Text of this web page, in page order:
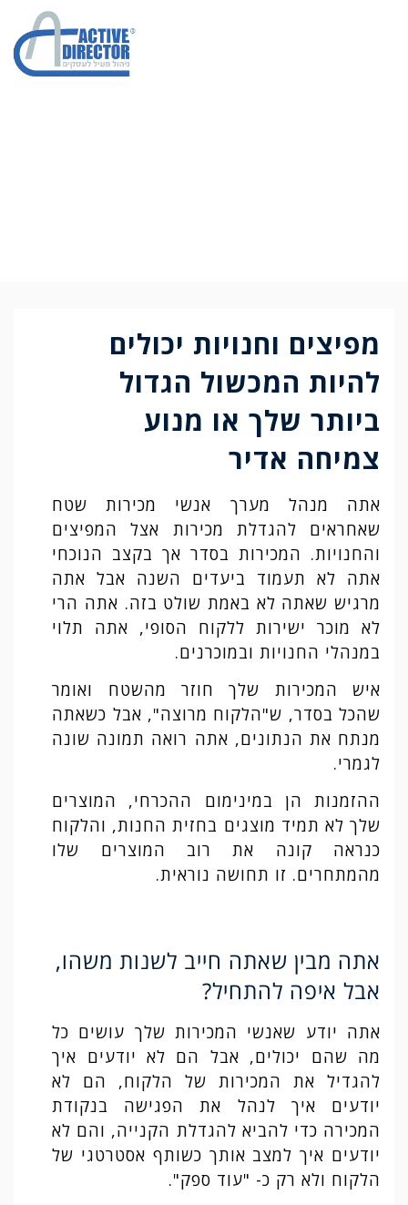
מפיצים וחנויות יכולים
להיות המכשול הגדול
ביותר שלך או מנוע
צמיחה אדיר
אתה מנהל מערך אנשי מכירות שטח
שאחראים להגדלת מכירות אצל המפיצים
והחנויות. המכירות בסדר אך בקצב הנוכחי
אתה לא תעמוד ביעדים השנה אבל אתה
מרגיש שאתה לא באמת שולט בזה. אתה הרי
לא מוכר ישירות ללקוח הסופי, אתה תלוי
במנהלי החנויות ובמוכרנים.
איש המכירות שלך חוזר מהשטח ואומר
שהכל בסדר, ש"הלקוח מרוצה", אבל כשאתה
מנתח את הנתונים, אתה רואה תמונה שונה
לגמרי.
ההזמנות הן במינימום ההכרחי, המוצרים
שלך לא תמיד מוצגים בחזית החנות, והלקוח
כנראה קונה את רוב המוצרים שלו
מהמתחרים. זו תחושה נוראית.
אתה מבין שאתה חייב לשנות משהו,
אבל איפה להתחיל?
אתה יודע שאנשי המכירות שלך עושים כל
מה שהם יכולים, אבל הם לא יודעים איך
להגדיל את המכירות של הלקוח, הם לא
יודעים איך לנהל את הפגישה בנקודת
המכירה כדי להביא להגדלת הקנייה, והם לא
יודעים איך למצב אותך כשותף אסטרטגי של
הלקוח ולא רק כ- "עוד ספק".